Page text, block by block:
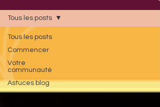
Tous les posts
Commencer
Votre
communauté
Astuces blog
Tous les posts